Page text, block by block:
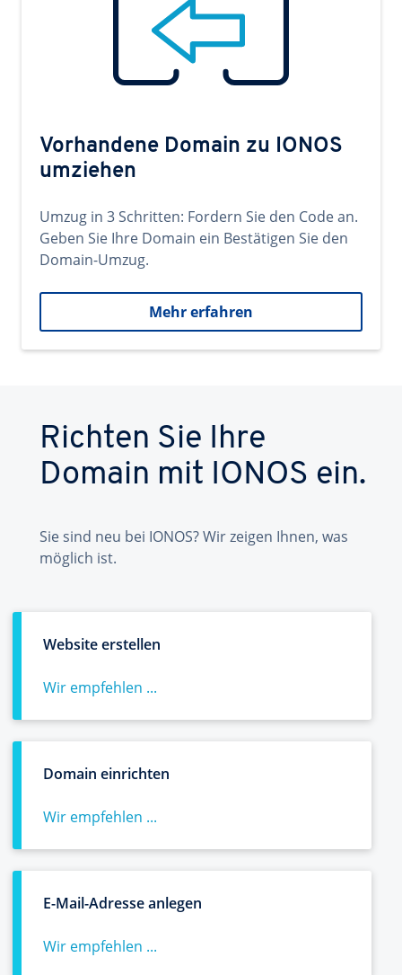
Vorhandene Domain zu IONOS
umziehen
Umzug in 3 Schritten: Fordern Sie den Code an.
Geben Sie Ihre Domain ein Bestätigen Sie den
Domain-Umzug.
Mehr erfahren
Richten Sie Ihre
Domain mit IONOS ein.
Sie sind neu bei IONOS? Wir zeigen Ihnen, was
möglich ist.
Website erstellen
Wir empfehlen ...
Domain einrichten
Wir empfehlen ...
E-Mail-Adresse anlegen
Wir empfehlen ...